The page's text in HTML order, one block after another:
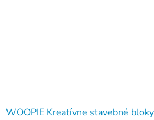
WOOPIE Kreatívne stavebné